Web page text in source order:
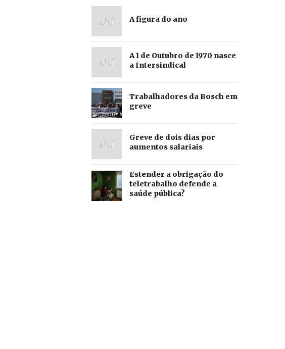
A figura do ano
A 1 de Outubro de 1970 nasce
a Intersindical
Trabalhadores da Bosch em
greve
Greve de dois dias por
aumentos salariais
Estender a obrigação do
teletrabalho defende a
saúde pública?